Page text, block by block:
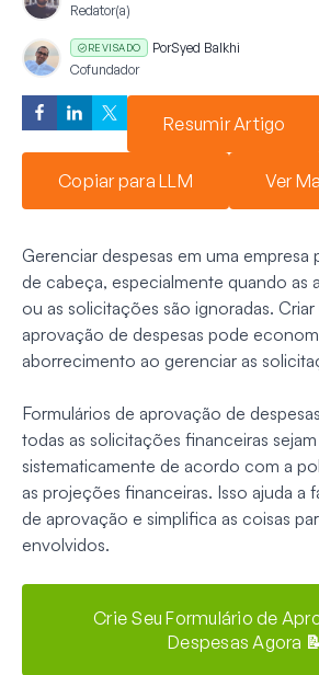
Redator(a)
REVISADO PorSyed Balkhi
Cofundador
Resumir Artigo
Copiar para LLM Ver
Gerenciar despesas em uma empresa
de cabeça, especialmente quando as
ou as solicitações são ignoradas.
aprovação de despesas pode
aborrecimento ao gerenciar as
Formulários de aprovação de
todas as solicitações financeiras sejam
sistematicamente de acordo com a
as projeções financeiras. Isso ajuda a
de aprovação e simplifica as coisas
envolvidos.
Crie Seu Formulário de
Despesas Agora